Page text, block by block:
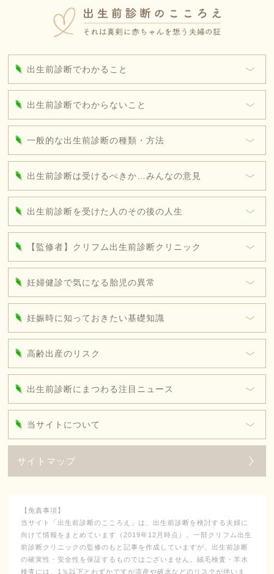
出生前診断でわかること
出生前診断でわからないこと
一般的な出生前診断の種類・方法
出生前診断は受けるべきか…みんなの意見
出生前診断を受けた人のその後の人生
【監修者】クリフム出生前診断クリニック
妊婦健診で気になる胎児の異常
妊娠時に知っておきたい基礎知識
高齢出産のリスク
出生前診断にまつわる注目ニュース
当サイトについて
サイトマップ
【免責事項】
当サイト「出生前診断のこころえ」は、出生前診断を検討する夫婦に
向けて情報をまとめています（2019年12月時点）。一部クリフム出生
前診断クリニックの監修のもと記事を作成していますが、出生前診断
の確実性・安全性を保証するものではございません。絨毛検査・羊水
検査には、1％以下とわずかですが流産や破水などのリスクが伴いま